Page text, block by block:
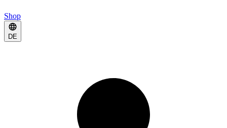
Shop
DE